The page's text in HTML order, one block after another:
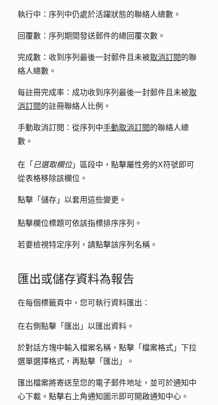
執行中： 序列中仍處於活躍狀態的聯絡人總數。
回覆數： 序列期間發送郵件的總回覆次數 。
完成數： 收到序列最後一封郵件且未被取消訂閱的聯
絡人總數 。
每註冊完成率： 成功收到序列最後一封郵件且未被取
消訂閱的註冊聯絡人比例 。
手動取消訂閱： 從序列中手動取消訂閱的聯絡人總
數 。
在「 已選取欄位」區段中，點擊屬性旁的X符號即可
從表格移除該欄位。
點擊「 儲存 」以套用這些變更。
點擊欄位標題可依該指標排序序列。
若要檢視特定序列，請點擊該序列名稱 。
匯出或儲存資料為報告
在每個標籤頁中，您可執行資料匯出：
在右側點擊「 匯出 」以匯出資料。
於對話方塊中輸入檔案名稱 ，點擊「 檔案格式 」下拉
選單選擇格式 ，再點擊「 匯出 」。
匯出檔案將寄送至您的電子郵件地址，並可於通知中
心下載。點擊右上角通知 圖示即可開啟通知中心。